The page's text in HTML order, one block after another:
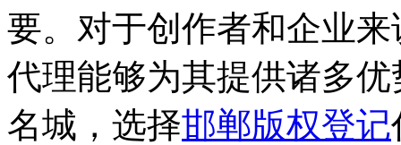
要。对于创作者和企业
代理能够为其提供诸多
名城，选择邯郸版权登记